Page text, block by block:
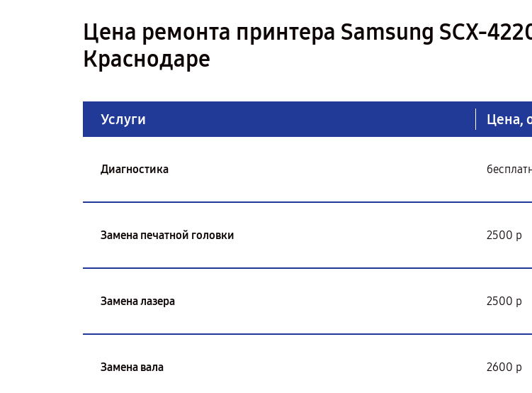
Цена ремонта принтера Samsung SCX-
Краснодаре
Услуги Цена,
Диагностика
Замена печатной головки 2500 р
Замена лазера 2500 р
Замена вала 2600 р